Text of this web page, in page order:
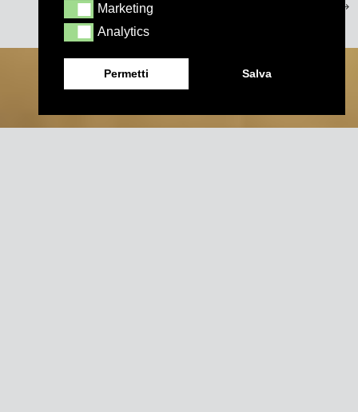
MarketingMarketing
AnalyticsAnalytics
Permetti Salva